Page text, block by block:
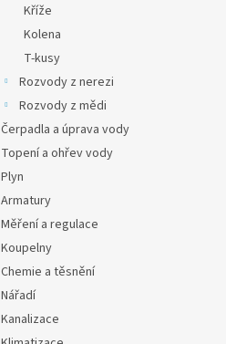
Kříže
Kolena
T-kusy
Rozvody z nerezi
Rozvody z mědi
Čerpadla a úprava vody
Topení a ohřev vody
Plyn
Armatury
Měření a regulace
Koupelny
Chemie a těsnění
Nářadí
Kanalizace